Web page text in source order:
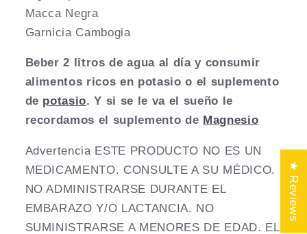
Macca Negra
Garnicia Cambogia
Beber 2 litros de agua al día y consumir
alimentos ricos en potasio o el suplemento
de potasio. Y si se le va el sueño le
recordamos el suplemento de Magnesio
Advertencia ESTE PRODUCTO NO ES UN
MEDICAMENTO. CONSULTE A SU MÉDICO.
NO ADMINISTRARSE DURANTE EL
EMBARAZO Y/O LACTANCIA. NO
SUMINISTRARSE A MENORES DE EDAD. EL
★ Reviews